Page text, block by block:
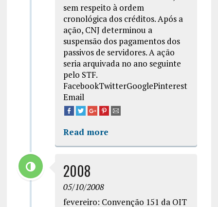
sem respeito à ordem
cronológica dos créditos. Após a
ação, CNJ determinou a
suspensão dos pagamentos dos
passivos de servidores. A ação
seria arquivada no ano seguinte
pelo STF.
FacebookTwitterGooglePinterest
Email
Read more
2008
05/10/2008
fevereiro: Convenção 151 da OIT